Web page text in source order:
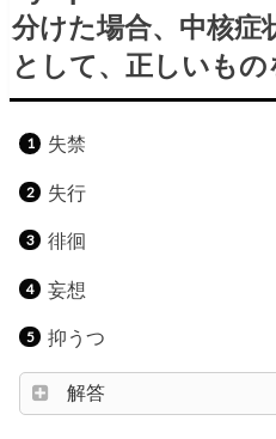
分けた場合、中核症
として、正しいもの
失禁
失行
徘徊
妄想
抑うつ
解答